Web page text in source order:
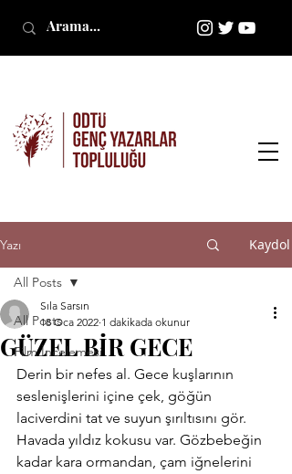
Yazı Kaydol
All Posts
Film İncelemesi
All Posts
GÜZEL BİR GECE
Sıla Sarsın
18 Oca 2022 1 dakikada okunur
Derin bir nefes al. Gece kuşlarının
seslenişlerini içine çek, göğün
laciverdini tat ve suyun şırıltısını gör.
Havada yıldız kokusu var. Gözbebeğin
kadar kara ormandan, çam iğnelerini